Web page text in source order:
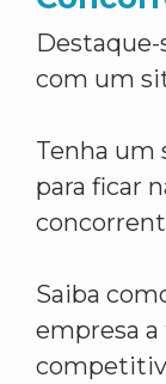
Destaque-
com um
Tenha
para ficar
Saiba
empresa